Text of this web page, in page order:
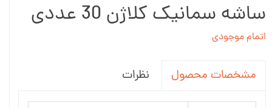
ساشه سمانیک کلاژن 30 عددی
اتمام موجودی
مشخصات محصول نظرات